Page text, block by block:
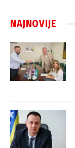
NAJNOVIJE